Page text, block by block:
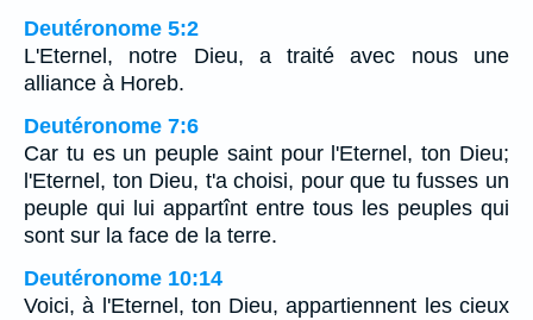
Deutéronome 5:2
L'Eternel, notre Dieu, a traité avec nous une
alliance à Horeb.
Deutéronome 7:6
Car tu es un peuple saint pour l'Eternel, ton Dieu;
l'Eternel, ton Dieu, t'a choisi, pour que tu fusses un
peuple qui lui appartînt entre tous les peuples qui
sont sur la face de la terre.
Deutéronome 10:14
Voici, à l'Eternel, ton Dieu, appartiennent les cieux